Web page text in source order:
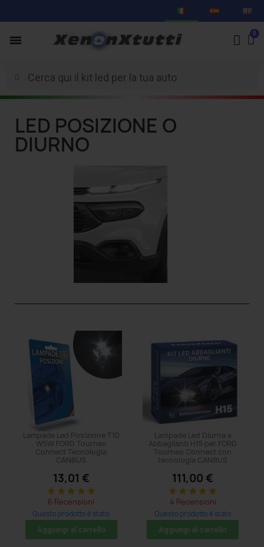
LED POSIZIONE O
DIURNO
Lampade Led Posizione T10
W5W FORD Tourneo
Connect Tecnologia
CANBUS
13,01 €
star star star star star
6 Recensioni
Questo prodotto è stato
acquistato: 8 volte
Aggiungi al carrello
Lampade Led Diurna e
Abbaglianti H15 per FORD
Tourneo Connect con
tecnologia CANBUS
111,00 €
star star star star star
4 Recensioni
Questo prodotto è stato
acquistato: 5 volte
Aggiungi al carrello